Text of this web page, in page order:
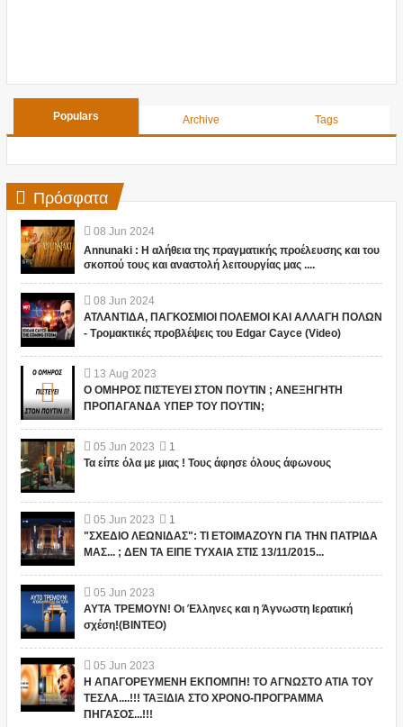
Populars Archive Tags
Πρόσφατα
08 Jun 2024
Annunaki : Η αλήθεια της πραγματικής προέλευσης και του
σκοπού τους και αναστολή λειτουργίας μας ....
08 Jun 2024
ΑΤΛΑΝΤΙΔΑ, ΠΑΓΚΟΣΜΙΟΙ ΠΟΛΕΜΟΙ ΚΑΙ ΑΛΛΑΓΗ ΠΟΛΩΝ
- Τρομακτικές προβλέψεις του Edgar Cayce (Video)
13 Aug 2023
Ο ΟΜΗΡΟΣ ΠΙΣΤΕΥΕΙ ΣΤΟΝ ΠΟΥΤΙΝ ; ΑΝΕΞΗΓΗΤΗ
ΠΡΟΠΑΓΑΝΔΑ ΥΠΕΡ ΤΟΥ ΠΟΥΤΙΝ;
05 Jun 2023
1
Τα είπε όλα με μιας ! Τους άφησε όλους άφωνους
05 Jun 2023
1
"ΣΧΕΔΙΟ ΛΕΩΝΙΔΑΣ": ΤΙ ΕΤΟΙΜΑΖΟΥΝ ΓΙΑ ΤΗΝ ΠΑΤΡΙΔΑ
ΜΑΣ... ; ΔΕΝ ΤΑ ΕΙΠΕ ΤΥΧΑΙΑ ΣΤΙΣ 13/11/2015...
05 Jun 2023
ΑΥΤΑ ΤΡΕΜΟΥΝ! Οι Έλληνες και η Άγνωστη Ιερατική
σχέση!(ΒΙΝΤΕΟ)
05 Jun 2023
Η ΑΠΑΓΟΡΕΥΜΕΝΗ ΕΚΠΟΜΠΗ! ΤΟ ΑΓΝΩΣΤΟ ΑΤΙΑ ΤΟΥ
ΤΕΣΛΑ....!!! ΤΑΞΙΔΙΑ ΣΤΟ ΧΡΟΝΟ-ΠΡΟΓΡΑΜΜΑ
ΠΗΓΑΣΟΣ...!!!